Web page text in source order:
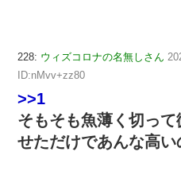
228: ウィズコロナの名無しさん
ID:nMvv+zz80
>>1
そもそも魚薄く切っ
せただけであんな高い